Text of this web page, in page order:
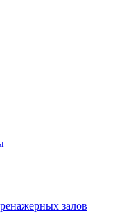
залов